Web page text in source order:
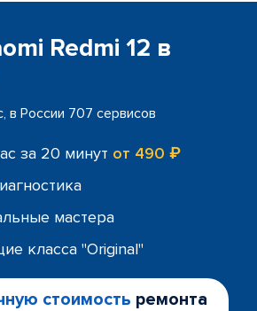
Redmi 12 в
в России 707 сервисов
за 20 минут от 490 ₽
мастера
класса "Original"
стоимость ремонта